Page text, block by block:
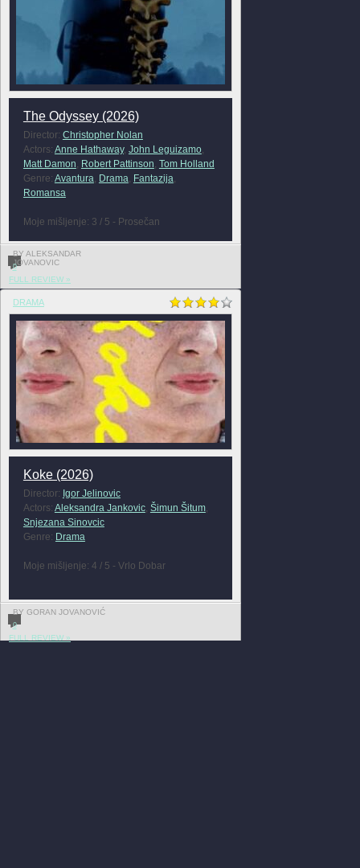
The Odyssey (2026)
Director: Christopher Nolan
Actors: Anne Hathaway, John Leguizamo,
Matt Damon Robert Pattinson Tom Holland
Genre: Avantura Drama Fantazija
Romansa
Moje mišljenje: 3 / 5 - Prosečan
BY ALEKSANDAR
JOVANOVIC
0
FULL REVIEW »
DRAMA
Koke (2026)
Director: Igor Jelinovic
Actors: Aleksandra Jankovic, Šimun Šitum,
Snjezana Sinovcic
Genre: Drama
Moje mišljenje: 4 / 5 - Vrlo Dobar
BY GORAN JOVANOVIĆ
0
FULL REVIEW »